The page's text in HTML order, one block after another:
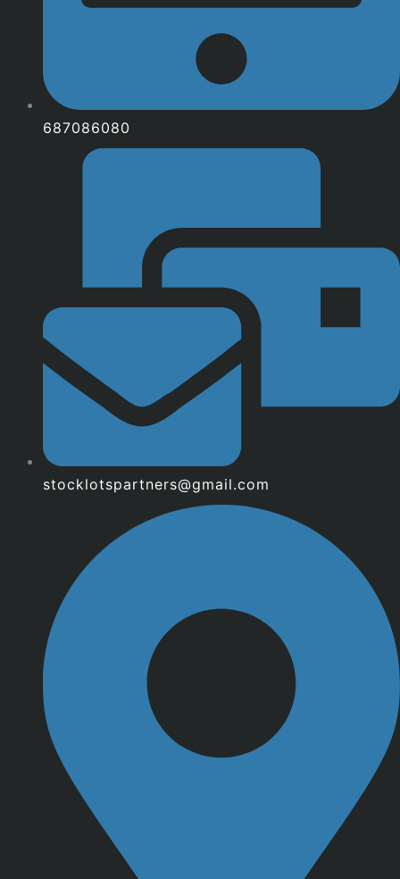
687086080
stocklotspartners@gmail.com